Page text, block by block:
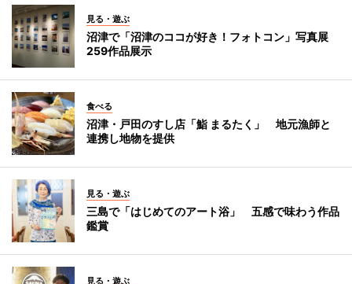
見る・遊ぶ
沼津で「沼津のココが好き！フォトコン」写真展
259作品展示
食べる
沼津・戸田のすし店「鮨 まるたく」 地元漁師と
連携し地物を提供
見る・遊ぶ
三島で「はじめてのアート浴」 五感で味わう作品
鑑賞
見る・遊ぶ